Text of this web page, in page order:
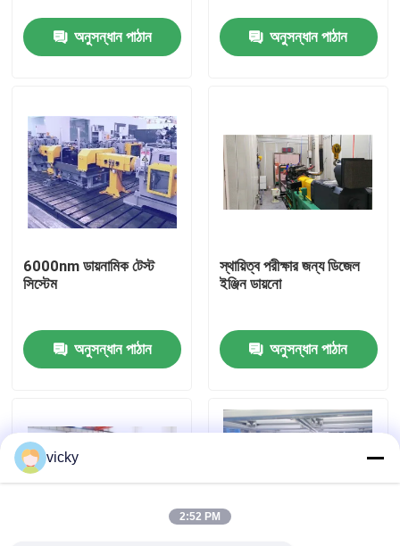
আমাদের সম্বন্ধে
কারখানা ভ্রমণ
খবর
মামলা
টর্ক ডায়নামিটার
অনুসন্ধান পাঠান অনুসন্ধান পাঠান
6000nm ডায়নামিক টেস্ট
সিস্টেম
অনুসন্ধান পাঠান
স্থায়িত্ব পরীক্ষার জন্য ডিজেল
ইঞ্জিন ডায়নো
অনুসন্ধান পাঠান
vicky
2:52 PM